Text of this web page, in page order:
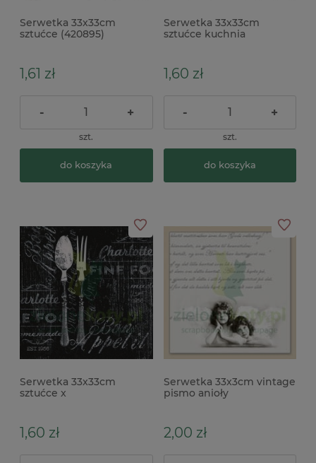
Serwetka 33x33cm
sztućce (420895)
1,61 zł
- +
szt.
do koszyka
Serwetka 33x33cm
sztućce kuchnia
1,60 zł
- +
szt.
do koszyka
Serwetka 33x33cm
sztućce x
1,60 zł
Serwetka 33x3cm vintage
pismo anioły
2,00 zł